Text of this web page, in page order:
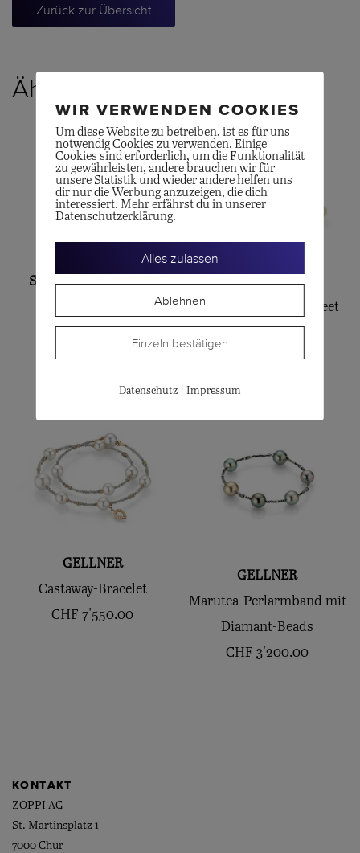
Zurück zur Übersicht
Ähnliche Produkte
SERAFINO CONSOLI
OLE LYNGGAARD
Silk-Armband für Sweet
CHF230.00
GELLNER
Castaway-Bracelet
CHF 7'550.00
GELLNER
Marutea-Perlarmband mit
Diamant-Beads
CHF 3'200.00
KONTAKT
ZOPPI AG
St. Martinsplatz 1
7000 Chur
WIR VERWENDEN COOKIES
Um diese Website zu betreiben, ist es für uns
notwendig Cookies zu verwenden. Einige
Cookies sind erforderlich, um die Funktionalität
zu gewährleisten, andere brauchen wir für
unsere Statistik und wieder andere helfen uns
dir nur die Werbung anzuzeigen, die dich
interessiert. Mehr erfährst du in unserer
Datenschutzerklärung.
Alles zulassen
Ablehnen
Einzeln bestätigen
Datenschutz| Impressum